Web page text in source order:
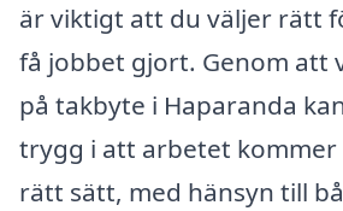
är viktigt att du väljer rätt
få jobbet gjort. Genom att
på takbyte i Haparanda
trygg i att arbetet
rätt sätt, med hänsyn till